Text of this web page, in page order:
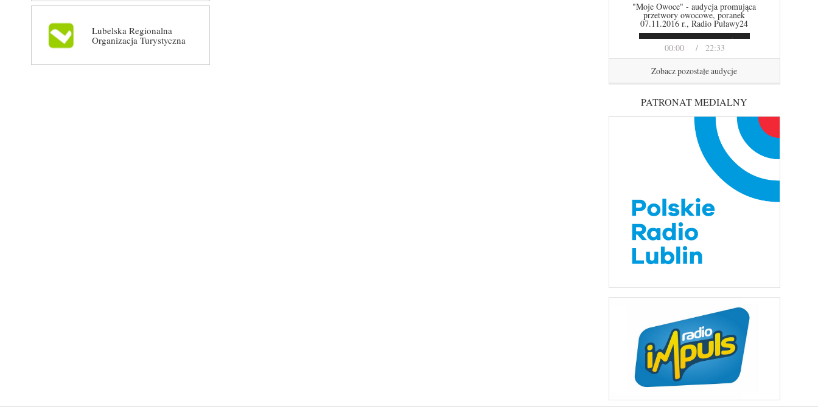
Lubelska Regionalna
Organizacja Turystyczna
00:00 22:33
"Moje Owoce" - audycja promująca
przetwory owocowe, poranek
07.11.2016 r., Radio Puławy24
Zobacz pozostałe audycje
PATRONAT MEDIALNY